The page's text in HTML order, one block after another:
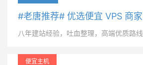
#老唐推荐# 优选便宜 VPS 商家
八年建站经验，吐血整理，高端优质路线
便宜主机